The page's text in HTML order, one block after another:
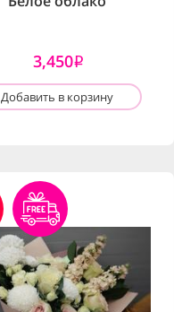
3,450i
Добавить в корзину